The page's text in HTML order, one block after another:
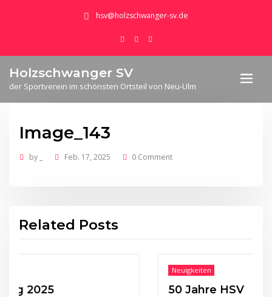
hsv@holzschwanger-sv.de
Holzschwanger SV
der Sportverein im schönsten Ortsteil von Neu-Ulm
Image_143
by Feb. 17, 2025 0 Comment
Related Posts
Neuigkeiten
50 Jahre HSV